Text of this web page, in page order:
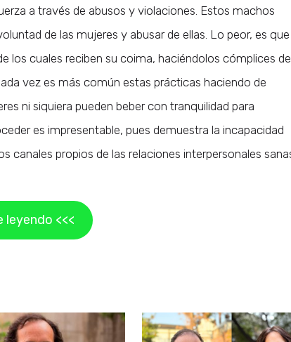
a través de abusos y violaciones. Estos machos
de las mujeres y abusar de ellas. Lo peor, es que
los cuales reciben su coima, haciéndolos cómplices
vez es más común estas prácticas haciendo de
ni siquiera pueden beber con tranquilidad para
es impresentable, pues demuestra la incapacidad
canales propios de las relaciones interpersonales
leyendo <<<